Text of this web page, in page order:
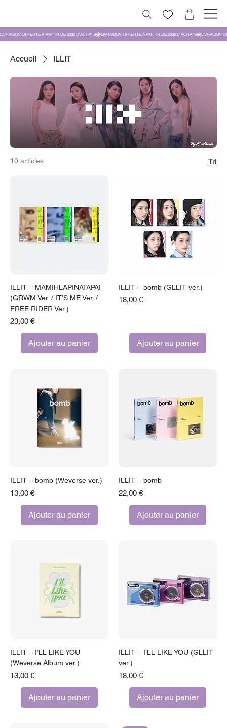
Accueil ILLIT
10 articles Tri
ILLIT – MAMIHLAPINATAPAI
(GRWM Ver. / IT’S ME Ver. /
FREE RIDER Ver.)
Prix
23,00 €
Ajouter au panier
ILLIT – bomb (GLLIT ver.)
Prix
18,00 €
Ajouter au panier
ILLIT – bomb (Weverse ver.)
Prix
13,00 €
Ajouter au panier
ILLIT – bomb
Prix
22,00 €
Ajouter au panier
ILLIT – I’LL LIKE YOU
(Weverse Album ver.)
Prix
13,00 €
Ajouter au panier
ILLIT – I’LL LIKE YOU (GLLIT
ver.)
Prix
18,00 €
Ajouter au panier